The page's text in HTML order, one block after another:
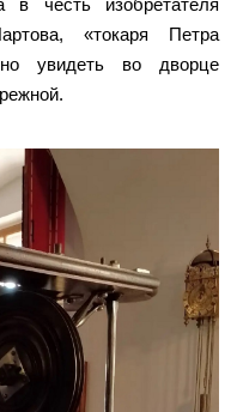
честь изобретателя
«токаря Петра
увидеть во дворце